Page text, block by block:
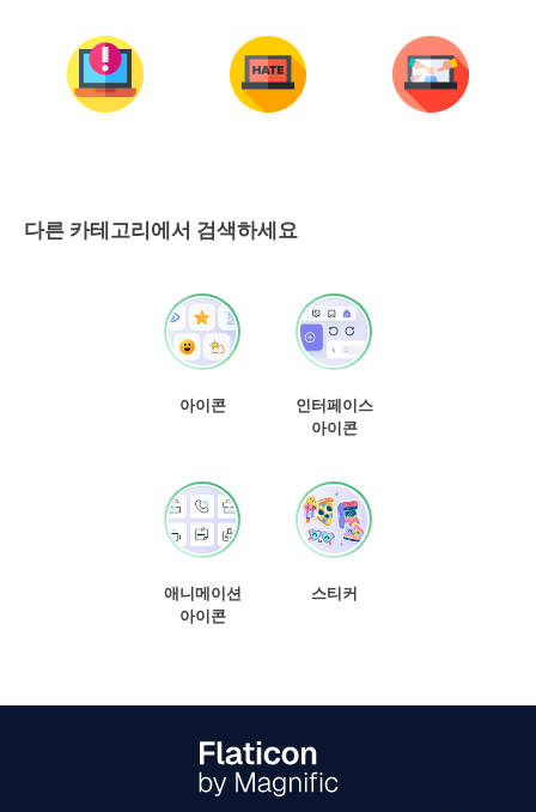
다른 카테고리에서 검색하세요
아이콘
인터페이스
아이콘
애니메이션
아이콘
스티커